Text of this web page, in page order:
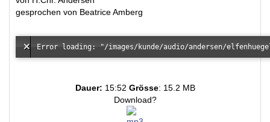
gesprochen von Beatrice Amberg
Dauer: 15:52 Grösse: 15.2 MB
Download?